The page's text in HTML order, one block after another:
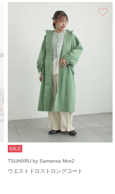
SALE
TSUHARU by Samansa Mos2
ウエストドロストロングコート